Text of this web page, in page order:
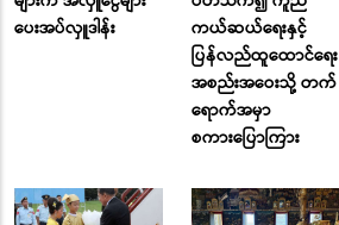
ပေးအပ်လှူဒါန်း
ကယ်ဆယ်ရေးနှင့်
ပြန်လည်ထူထောင်ရေး
အစည်းအဝေးသို့ တက်
ရောက်အမှာ
စကားပြောကြား